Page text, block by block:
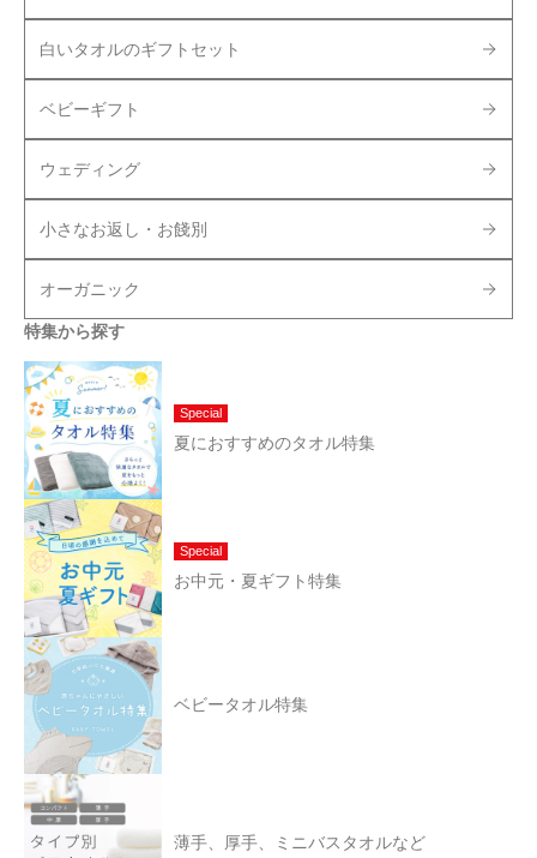
白いタオルのギフトセット
ベビーギフト
ウェディング
小さなお返し・お餞別
オーガニック
特集から探す
Special
夏におすすめのタオル特集
Special
お中元・夏ギフト特集
ベビータオル特集
薄手、厚手、ミニバスタオルなど